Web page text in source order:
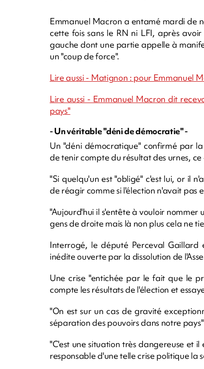
Emmanuel Macron a entamé mardi de
cette fois sans le RN ni LFI, après
gauche dont une partie appelle à
un "coup de force".
Lire aussi - Matignon : pour Emmanuel
Lire aussi - Emmanuel Macron dit
pays"
- Un véritable "déni de démocratie" -
Un "déni démocratique" confirmé par
de tenir compte du résultat des urnes,
"Si quelqu'un est "obligé" c'est lui, or il
de réagir comme si l'élection n'avait pas
"Aujourd'hui il s'entête à vouloir nommer
gens de droite mais là non plus cela ne
Interrogé, le député Perceval
inédite ouverte par la dissolution de
Une crise "entichée par le fait que le
compte les résultats de l'élection et
"On est sur un cas de gravité
séparation des pouvoirs dans notre
"C'est une situation très dangereuse et
responsable d'une telle crise politique la